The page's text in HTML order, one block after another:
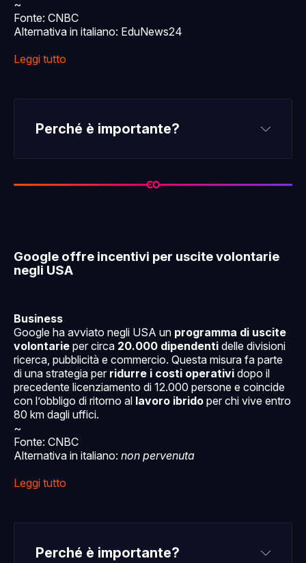
~
Fonte: CNBC
Alternativa in italiano: EduNews24
Leggi tutto
Perché è importante?
Google offre incentivi per uscite volontarie
negli USA
Business
Google ha avviato negli USA un programma di uscite
volontarie per circa 20.000 dipendenti delle divisioni
ricerca, pubblicità e commercio. Questa misura fa parte
di una strategia per ridurre i costi operativi dopo il
precedente licenziamento di 12.000 persone e coincide
con l’obbligo di ritorno al lavoro ibrido per chi vive entro
80 km dagli uffici.
~
Fonte: CNBC
Alternativa in italiano: non pervenuta
Leggi tutto
Perché è importante?